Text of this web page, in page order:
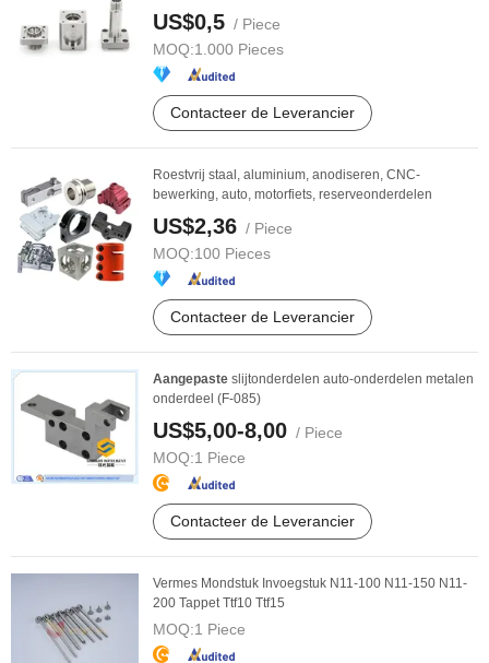
aangepaste
US$0,5 / Piece
MOQ:1.000 Pieces
Contacteer de Leverancier
Roestvrij staal, aluminium, anodiseren, CNC-
bewerking, auto, motorfiets, reserveonderdelen
US$2,36 / Piece
MOQ:100 Pieces
Contacteer de Leverancier
Aangepaste slijtonderdelen auto-onderdelen metalen
onderdeel (F-085)
US$5,00-8,00 / Piece
MOQ:1 Piece
Contacteer de Leverancier
Vermes Mondstuk Invoegstuk N11-100 N11-150 N11-
200 Tappet Ttf10 Ttf15
MOQ:1 Piece